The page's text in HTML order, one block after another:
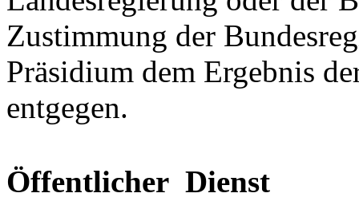
Zustimmung der
Präsidium dem Ergebnis
entgegen.
Öffentlicher Dienst